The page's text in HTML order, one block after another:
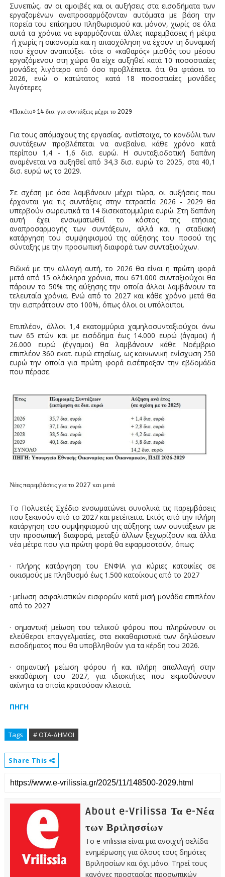
Συνεπώς, αν οι αμοιβές και οι αυξήσεις στα εισοδήματα των
εργαζομένων αναπροσαρμόζονταν αυτόματα με βάση την
πορεία του επίσημου πληθωρισμού και μόνον, χωρίς σε όλα
αυτά τα χρόνια να εφαρμόζονται άλλες παρεμβάσεις ή μέτρα
-ή χωρίς η οικονομία και η απασχόληση να έχουν τη δυναμική
που έχουν αναπτύξει- τότε ο «καθαρός» μισθός του μέσου
εργαζόμενου στη χώρα θα είχε αυξηθεί κατά 10 ποσοστιαίες
μονάδες λιγότερο από όσο προβλέπεται ότι θα φτάσει το
2026, ενώ ο κατώτατος κατά 18 ποσοστιαίες μονάδες
λιγότερες.
«Πακέτο» 14 δισ. για συντάξεις μέχρι το 2029
Για τους απόμαχους της εργασίας, αντίστοιχα, το κονδύλι των
συντάξεων προβλέπεται να ανεβαίνει κάθε χρόνο κατά
περίπου 1,4 - 1,6 δισ. ευρώ. Η συνταξιοδοτική δαπάνη
αναμένεται να αυξηθεί από 34,3 δισ. ευρώ το 2025, στα 40,1
δισ. ευρώ ως το 2029.
Σε σχέση με όσα λαμβάνουν μέχρι τώρα, οι αυξήσεις που
έρχονται για τις συντάξεις στην τετραετία 2026 - 2029 θα
υπερβούν σωρευτικά τα 14 δισεκατομμύρια ευρώ. Στη δαπάνη
αυτή έχει ενσωματωθεί το κόστος της ετήσιας
αναπροσαρμογής των συντάξεων, αλλά και η σταδιακή
κατάργηση του συμψηφισμού της αύξησης του ποσού της
σύνταξης με την προσωπική διαφορά των συνταξιούχων.
Ειδικά με την αλλαγή αυτή, το 2026 θα είναι η πρώτη φορά
μετά από 15 ολόκληρα χρόνια, που 671.000 συνταξιούχοι θα
πάρουν το 50% της αύξησης την οποία άλλοι λαμβάνουν τα
τελευταία χρόνια. Ενώ από το 2027 και κάθε χρόνο μετά θα
την εισπράττουν στο 100%, όπως όλοι οι υπόλοιποι.
Επιπλέον, άλλοι 1,4 εκατομμύρια χαμηλοσυνταξιούχοι άνω
των 65 ετών και με εισόδημα έως 14.000 ευρώ (άγαμοι) ή
26.000 ευρώ (έγγαμοι) θα λαμβάνουν κάθε Νοέμβριο
επιπλέον 360 εκατ. ευρώ ετησίως, ως κοινωνική ενίσχυση 250
ευρώ την οποία για πρώτη φορά εισέπραξαν την εβδομάδα
που πέρασε.​​
Νέες παρεμβάσεις για το 2027 και μετά
Το Πολυετές Σχέδιο ενσωματώνει συνολικά τις παρεμβάσεις
που ξεκινούν από το 2027 και μετέπειτα. Εκτός από την πλήρη
κατάργηση του συμψηφισμού της αύξησης των συντάξεων με
την προσωπική διαφορά, μεταξύ άλλων ξεχωρίζουν και άλλα
νέα μέτρα που για πρώτη φορά θα εφαρμοστούν, όπως:
· πλήρης κατάργηση του ΕΝΦΙΑ για κύριες κατοικίες σε
οικισμούς με πληθυσμό έως 1.500 κατοίκους από το 2027
· μείωση ασφαλιστικών εισφορών κατά μισή μονάδα επιπλέον
από το 2027
· σημαντική μείωση του τελικού φόρου που πληρώνουν οι
ελεύθεροι επαγγελματίες, στα εκκαθαριστικά των δηλώσεων
εισοδήματος που θα υποβληθούν για τα κέρδη του 2026.
· σημαντική μείωση φόρου ή και πλήρη απαλλαγή στην
εκκαθάριση του 2027, για ιδιοκτήτες που εκμισθώνουν
ακίνητα τα οποία κρατούσαν κλειστά.
ΠΗΓΗ
Tags # ΟΤΑ-ΔΗΜΟΙ
Share This
About e-Vrilissa Τα e-Νέα
των Βριλησσίων
Το e-vrilissia είναι μια ανοιχτή σελίδα
ενημέρωσης για όλους τους δημότες
Βριλησσίων και όχι μόνο. Τηρεί τους
κανόνες προστασίας προσωπικών